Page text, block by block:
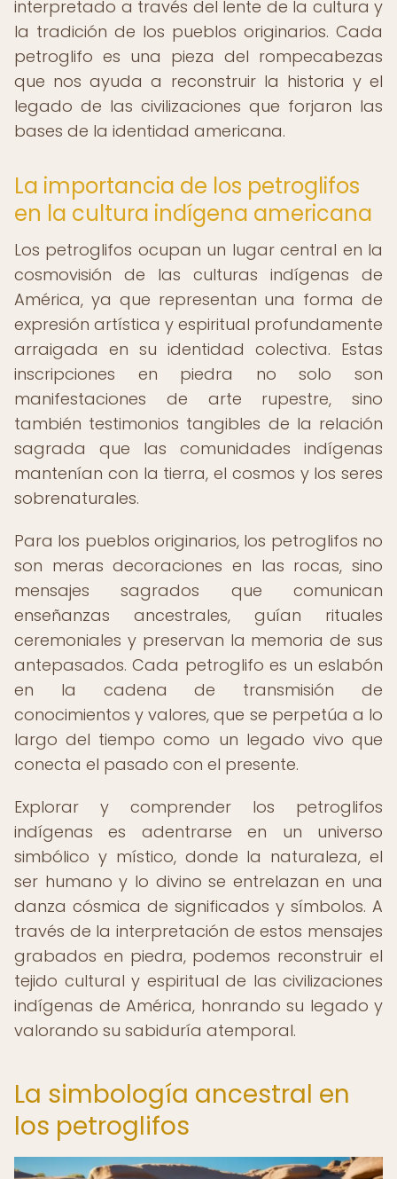
interpretado a través del lente de la cultura y
la tradición de los pueblos originarios. Cada
petroglifo es una pieza del rompecabezas
que nos ayuda a reconstruir la historia y el
legado de las civilizaciones que forjaron las
bases de la identidad americana.
La importancia de los petroglifos
en la cultura indígena americana
Los petroglifos ocupan un lugar central en la
cosmovisión de las culturas indígenas de
América, ya que representan una forma de
expresión artística y espiritual profundamente
arraigada en su identidad colectiva. Estas
inscripciones en piedra no solo son
manifestaciones de arte rupestre, sino
también testimonios tangibles de la relación
sagrada que las comunidades indígenas
mantenían con la tierra, el cosmos y los seres
sobrenaturales.
Para los pueblos originarios, los petroglifos no
son meras decoraciones en las rocas, sino
mensajes sagrados que comunican
enseñanzas ancestrales, guían rituales
ceremoniales y preservan la memoria de sus
antepasados. Cada petroglifo es un eslabón
en la cadena de transmisión de
conocimientos y valores, que se perpetúa a lo
largo del tiempo como un legado vivo que
conecta el pasado con el presente.
Explorar y comprender los petroglifos
indígenas es adentrarse en un universo
simbólico y místico, donde la naturaleza, el
ser humano y lo divino se entrelazan en una
danza cósmica de significados y símbolos. A
través de la interpretación de estos mensajes
grabados en piedra, podemos reconstruir el
tejido cultural y espiritual de las civilizaciones
indígenas de América, honrando su legado y
valorando su sabiduría atemporal.
La simbología ancestral en
los petroglifos